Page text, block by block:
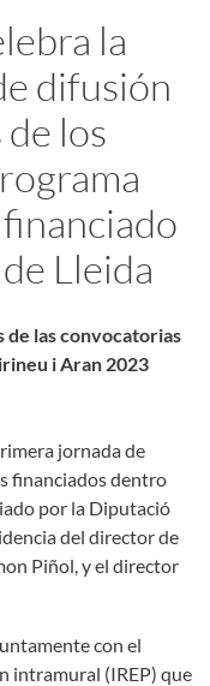
la
difusión
los
Lleida
de las convocatorias
i Aran 2023
jornada de
financiados dentro
por la Diputació
del director de
Piñol, y el director
con el
intramural (IREP) que